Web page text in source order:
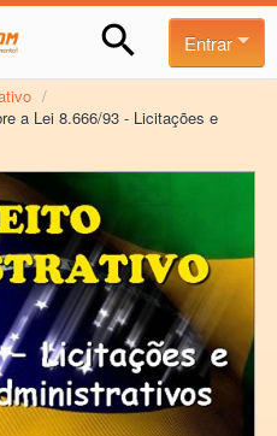
Entrar
/
a Lei 8.666/93 - Licitações e